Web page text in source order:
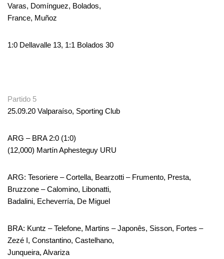
Varas, Domínguez, Bolados,
France, Muñoz
1:0 Dellavalle 13, 1:1 Bolados 30
Partido 5
25.09.20 Valparaíso, Sporting Club
ARG – BRA 2:0 (1:0)
(12,000) Martín Aphesteguy URU
ARG: Tesoriere – Cortella, Bearzotti – Frumento, Presta,
Bruzzone – Calomino, Libonatti,
Badalini, Echeverría, De Miguel
BRA: Kuntz – Telefone, Martins – Japonês, Sisson, Fortes –
Zezé I, Constantino, Castelhano,
Junqueira, Alvariza